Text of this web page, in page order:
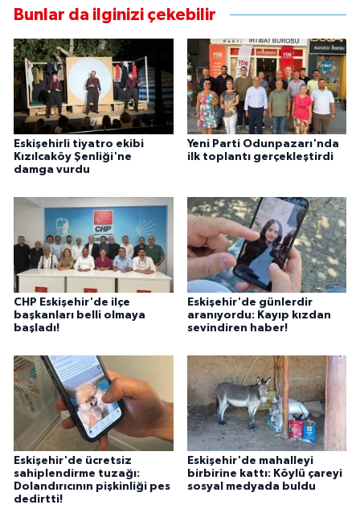
Bunlar da ilginizi çekebilir
Eskişehirli tiyatro ekibi
Kızılcaköy Şenliği'ne
damga vurdu
Yeni Parti Odunpazarı'nda
ilk toplantı gerçekleştirdi
CHP Eskişehir'de ilçe
başkanları belli olmaya
başladı!
Eskişehir'de günlerdir
aranıyordu: Kayıp kızdan
sevindiren haber!
Eskişehir'de ücretsiz
sahiplendirme tuzağı:
Dolandırıcının pişkinliği pes
dedirtti!
Eskişehir'de mahalleyi
birbirine kattı: Köylü çareyi
sosyal medyada buldu